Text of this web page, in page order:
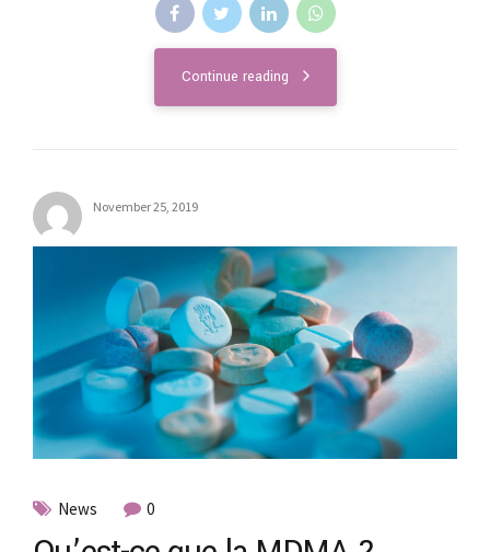
Continue reading
November 25, 2019
News 0